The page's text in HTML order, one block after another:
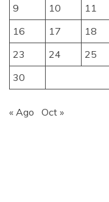
9
10 11
16
17 18
23
24 25
30
« Ago Oct »